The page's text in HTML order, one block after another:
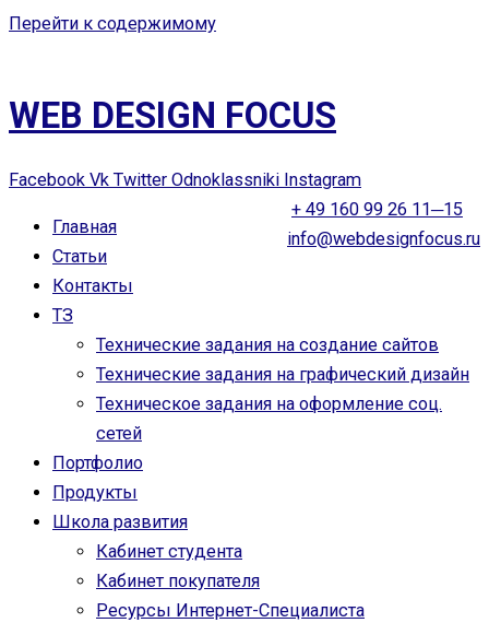
Перейти к содержимому
WEB DESIGN FOCUS
Facebook Vk Twitter Odnoklassniki Instagram
+ 49 160 99 26 11─15
info@webdesignfocus.ru
Главная
Статьи
Контакты
ТЗ
Технические задания на создание сайтов
Технические задания на графический дизайн
Техническое задания на оформление соц.
сетей
Портфолио
Продукты
Школа развития
Кабинет студента
Кабинет покупателя
Ресурсы Интернет-Специалиста